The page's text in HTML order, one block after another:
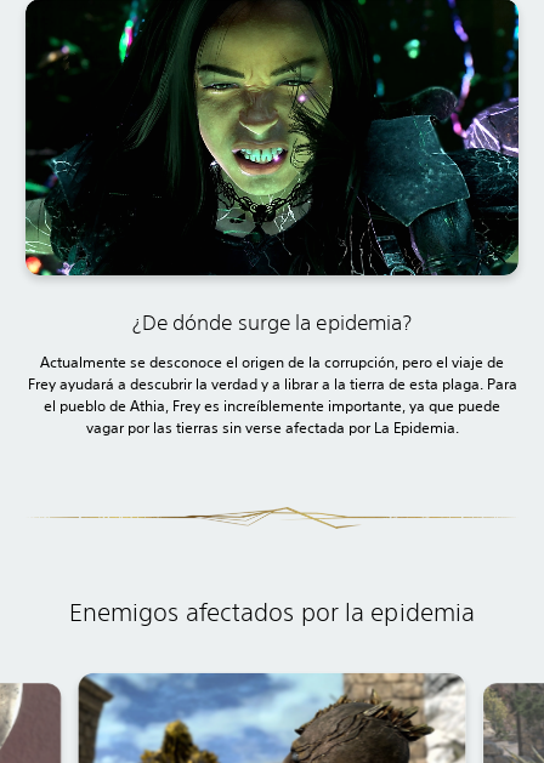
¿De dónde surge la epidemia?
Actualmente se desconoce el origen de la corrupción, pero el viaje de
Frey ayudará a descubrir la verdad y a librar a la tierra de esta plaga. Para
el pueblo de Athia, Frey es increíblemente importante, ya que puede
vagar por las tierras sin verse afectada por La Epidemia.
Enemigos afectados por la epidemia